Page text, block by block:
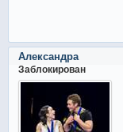
Александра
Заблокирован